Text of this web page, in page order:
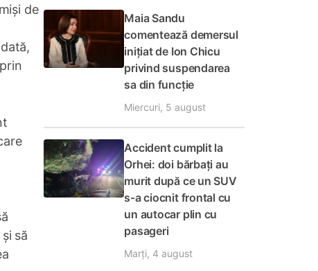
de
să
Maia Sandu
comentează demersul
inițiat de Ion Chicu
privind suspendarea
sa din funcție
Miercuri, 5 august
Accident cumplit la
Orhei: doi bărbați au
murit după ce un SUV
s-a ciocnit frontal cu
un autocar plin cu
pasageri
Marți, 4 august